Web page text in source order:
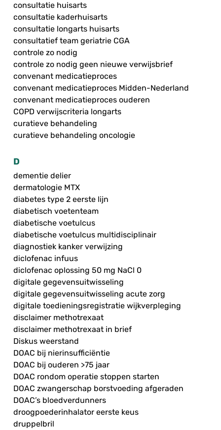
consultatie huisarts
consultatie kaderhuisarts
consultatie longarts huisarts
consultatief team geriatrie CGA
controle zo nodig
controle zo nodig geen nieuwe verwijsbrief
convenant medicatieproces
convenant medicatieproces Midden-Nederland
convenant medicatieproces ouderen
COPD verwijscriteria longarts
curatieve behandeling
curatieve behandeling oncologie
D
dementie delier
dermatologie MTX
diabetes type 2 eerste lijn
diabetisch voetenteam
diabetische voetulcus
diabetische voetulcus multidisciplinair
diagnostiek kanker verwijzing
diclofenac infuus
diclofenac oplossing 50 mg NaCl 0
digitale gegevensuitwisseling
digitale gegevensuitwisseling acute zorg
digitale toedieningsregistratie wijkverpleging
disclaimer methotrexaat
disclaimer methotrexaat in brief
Diskus weerstand
DOAC bij nierinsufficiëntie
DOAC bij ouderen >75 jaar
DOAC rondom operatie stoppen starten
DOAC zwangerschap borstvoeding afgeraden
DOAC’s bloedverdunners
droogpoederinhalator eerste keus
druppelbril